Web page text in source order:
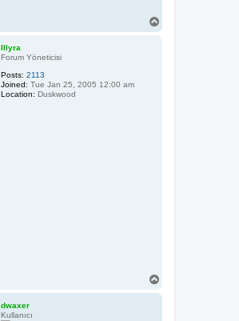
Illyra
Forum Yöneticisi
Posts: 2113
Joined: Tue Jan 25, 2005 12:00 am
Location: Duskwood
dwaxer
Kullanıcı